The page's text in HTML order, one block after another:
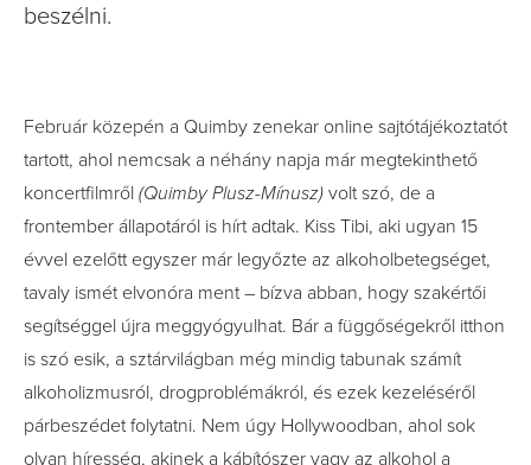
beszélni.
Február közepén a Quimby zenekar online sajtótájékoztatót
tartott, ahol nemcsak a néhány napja már megtekinthető
koncertfilmről (Quimby Plusz-Mínusz) volt szó, de a
frontember állapotáról is hírt adtak. Kiss Tibi, aki ugyan 15
évvel ezelőtt egyszer már legyőzte az alkoholbetegséget,
tavaly ismét elvonóra ment – bízva abban, hogy szakértői
segítséggel újra meggyógyulhat. Bár a függőségekről itthon
is szó esik, a sztárvilágban még mindig tabunak számít
alkoholizmusról, drogproblémákról, és ezek kezeléséről
párbeszédet folytatni. Nem úgy Hollywoodban, ahol sok
olyan híresség, akinek a kábítószer vagy az alkohol a